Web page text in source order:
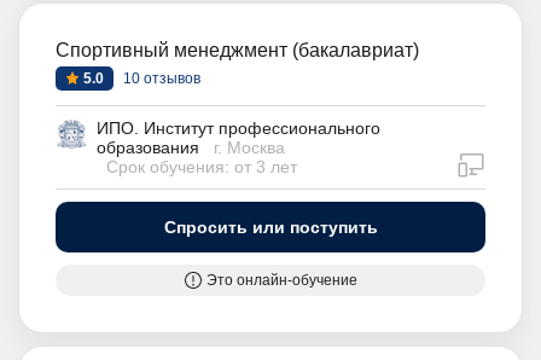
Спортивный менеджмент (бакалавриат)
5.0 10 отзывов
ИПО. Институт профессионального
образования
г. Москва
Срок обучения: от 3 лет
Спросить или поступить
Это онлайн-обучение